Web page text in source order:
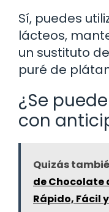
Sí, puedes
lácteos,
un sustituto
puré de
¿Se
con
Quizás
de Chocolate
Rápido, Fácil